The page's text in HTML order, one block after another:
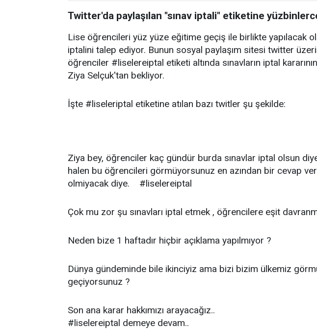
Twitter'da paylaşılan "sınav iptali" etiketine
Lise öğrencileri yüz yüze eğitime geçiş ile birlikte yapılacak
iptalini talep ediyor. Bunun sosyal paylaşım sitesi twitter
öğrenciler #liselereiptal etiketi altında sınavların iptal kararının
Ziya Selçuk'tan bekliyor.
İşte #liseleriptal etiketine atılan bazı twitler şu şekilde:
Ziya bey, öğrenciler kaç gündür burda sınavlar iptal olsun
halen bu öğrencileri görmüyorsunuz en azından bir cevap
olmiyacak diye. #liselereiptal
Çok mu zor şu sınavları iptal etmek , öğrencilere eşit
Neden bize 1 haftadır hiçbir açıklama yapılmıyor ?
Dünya gündeminde bile ikinciyiz ama bizi bizim ülkemiz
geçiyorsunuz ?
Son ana karar hakkımızı arayacağız..
#liselereiptal demeye devam..